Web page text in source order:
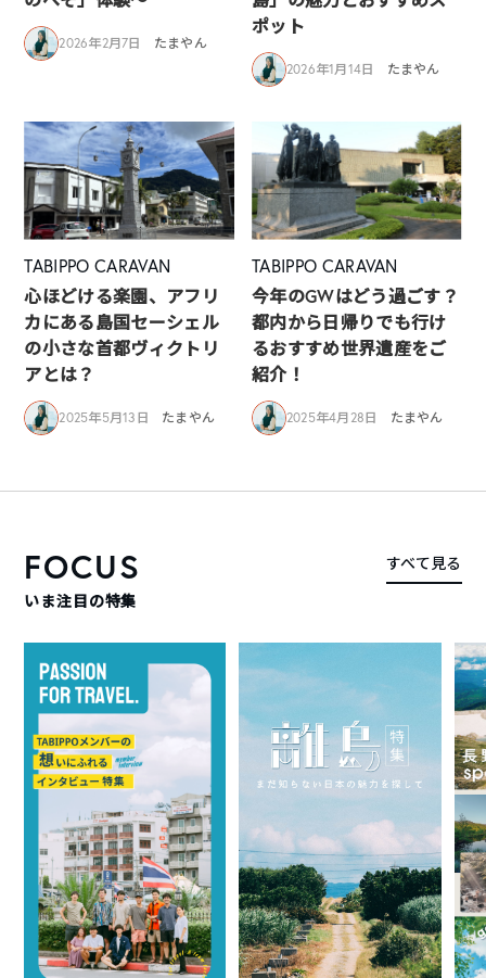
2026年2月7日 たまやん
ポット
2026年1月14日 たまやん
TABIPPO CARAVAN
心ほどける楽園、アフリ
カにある島国セーシェル
の小さな首都ヴィクトリ
アとは？
2025年5月13日 たまやん
TABIPPO CARAVAN
今年のGWはどう過ごす？
都内から日帰りでも行け
るおすすめ世界遺産をご
紹介！
2025年4月28日 たまやん
FOCUS
いま注目の特集
すべて見る